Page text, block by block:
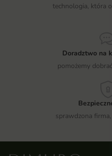
technologia, która
Doradztwo na
pomożemy
sprawdzona